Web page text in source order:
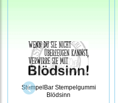
StempelBar Stempelgummi
Blödsinn